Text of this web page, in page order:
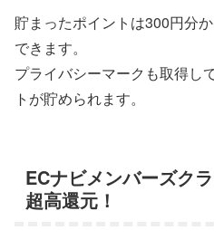
貯まったポイントは300円分
できます。
プライバシーマークも取得し
トが貯められます。
ECナビメンバーズク
超高還元！